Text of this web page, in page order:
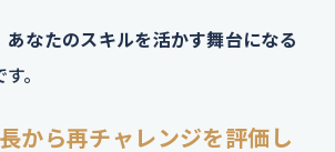
あなたのスキルを活かす舞台になる
。
から再チャレンジを評価し